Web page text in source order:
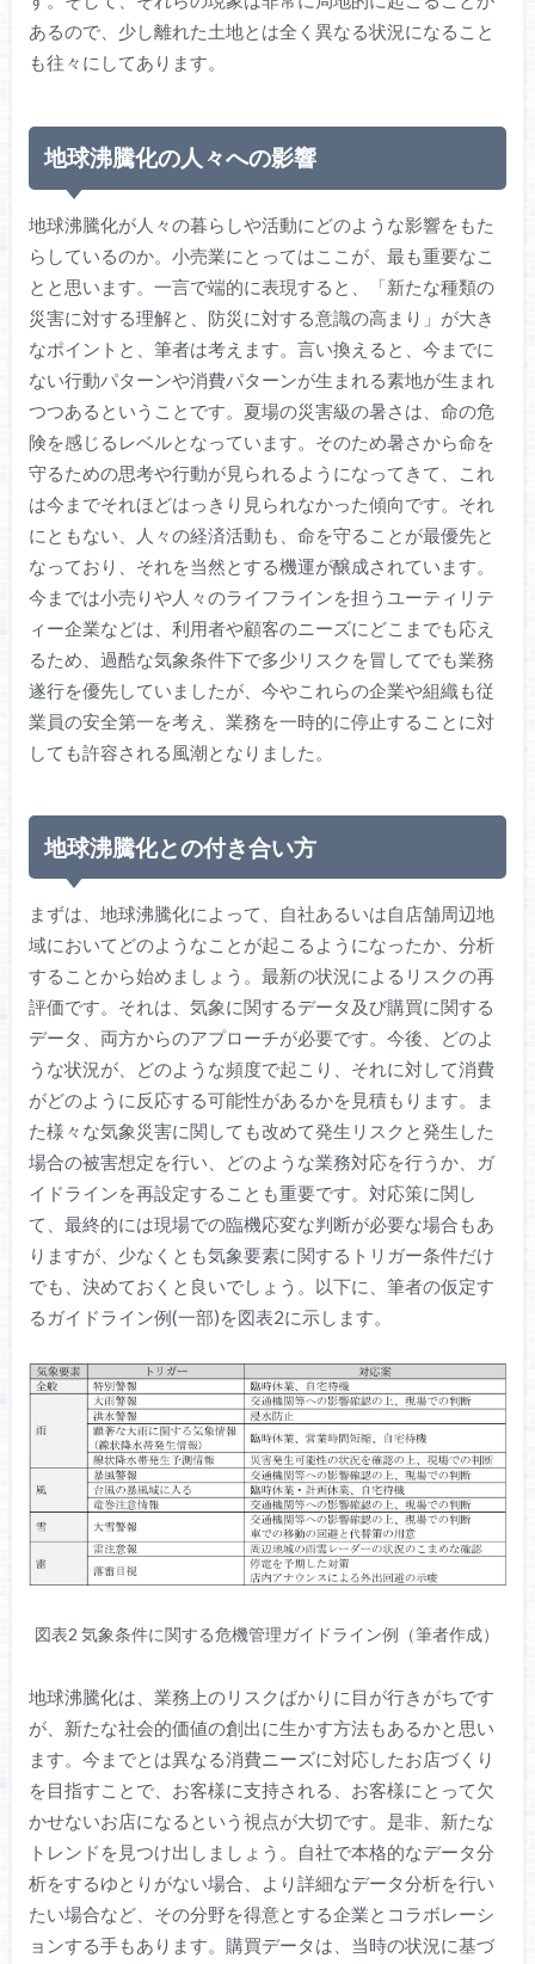
あるので、少し離れた土地とは全く異なる状況になること
も往々にしてあります。
地球沸騰化の人々への影響
地球沸騰化が人々の暮らしや活動にどのような影響をもた
らしているのか。小売業にとってはここが、最も重要なこ
とと思います。一言で端的に表現すると、「新たな種類の
災害に対する理解と、防災に対する意識の高まり」が大き
なポイントと、筆者は考えます。言い換えると、今までに
ない行動パターンや消費パターンが生まれる素地が生まれ
つつあるということです。夏場の災害級の暑さは、命の危
険を感じるレベルとなっています。そのため暑さから命を
守るための思考や行動が見られるようになってきて、これ
は今までそれほどはっきり見られなかった傾向です。それ
にともない、人々の経済活動も、命を守ることが最優先と
なっており、それを当然とする機運が醸成されています。
今までは小売りや人々のライフラインを担うユーティリテ
ィー企業などは、利用者や顧客のニーズにどこまでも応え
るため、過酷な気象条件下で多少リスクを冒してでも業務
遂行を優先していましたが、今やこれらの企業や組織も従
業員の安全第一を考え、業務を一時的に停止することに対
しても許容される風潮となりました。
地球沸騰化との付き合い方
まずは、地球沸騰化によって、自社あるいは自店舗周辺地
域においてどのようなことが起こるようになったか、分析
することから始めましょう。最新の状況によるリスクの再
評価です。それは、気象に関するデータ及び購買に関する
データ、両方からのアプローチが必要です。今後、どのよ
うな状況が、どのような頻度で起こり、それに対して消費
がどのように反応する可能性があるかを見積もります。ま
た様々な気象災害に関しても改めて発生リスクと発生した
場合の被害想定を行い、どのような業務対応を行うか、ガ
イドラインを再設定することも重要です。対応策に関し
て、最終的には現場での臨機応変な判断が必要な場合もあ
りますが、少なくとも気象要素に関するトリガー条件だけ
でも、決めておくと良いでしょう。以下に、筆者の仮定す
るガイドライン例(一部)を図表2に示します。
図表2 気象条件に関する危機管理ガイドライン例（筆者作成）
地球沸騰化は、業務上のリスクばかりに目が行きがちです
が、新たな社会的価値の創出に生かす方法もあるかと思い
ます。今までとは異なる消費ニーズに対応したお店づくり
を目指すことで、お客様に支持される、お客様にとって欠
かせないお店になるという視点が大切です。是非、新たな
トレンドを見つけ出しましょう。自社で本格的なデータ分
析をするゆとりがない場合、より詳細なデータ分析を行い
たい場合など、その分野を得意とする企業とコラボレーシ
ョンする手もあります。購買データは、当時の状況に基づ